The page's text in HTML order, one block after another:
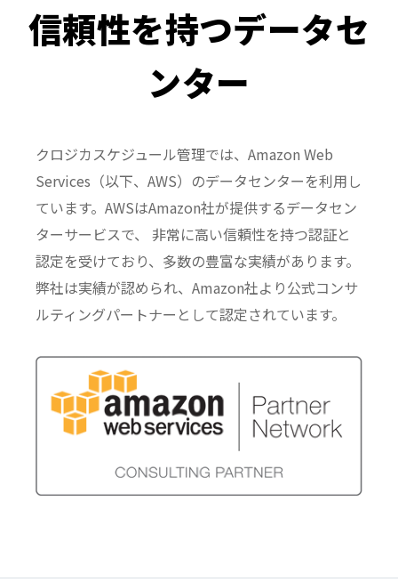
信頼性を持つデータセ
ンター
クロジカスケジュール管理では、Amazon Web
Services（以下、AWS）のデータセンターを利用し
ています。AWSはAmazon社が提供するデータセン
ターサービスで、 非常に高い信頼性を持つ認証と
認定を受けており、多数の豊富な実績があります。
弊社は実績が認められ、Amazon社より公式コンサ
ルティングパートナーとして認定されています。